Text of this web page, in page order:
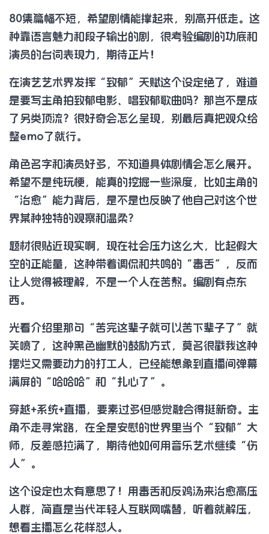
80集篇幅不短，希望剧情能撑起来，别高开低走。这
种靠语言魅力和段子输出的剧，很考验编剧的功底和
演员的台词表现力，期待正片！
在演艺艺术界发挥“致郁”天赋这个设定绝了，难道
是要写主角拍致郁电影、唱致郁歌曲吗？那岂不是成
了另类顶流？很好奇会怎么呈现，别最后真把观众给
整emo了就行。
角色名字和演员好多，不知道具体剧情会怎么展开。
希望不是纯玩梗，能真的挖掘一些深度，比如主角的
“治愈”能力背后，是不是也反映了他自己对这个世
界某种独特的观察和温柔？
题材很贴近现实啊，现在社会压力这么大，比起假大
空的正能量，这种带着调侃和共鸣的“毒舌”，反而
让人觉得被理解，不是一个人在苦熬。编剧有点东
西。
光看介绍里那句“苦完这辈子就可以苦下辈子了”就
笑喷了，这种黑色幽默的鼓励方式，莫名很戳我这种
摆烂又需要动力的打工人，已经能想象到直播间弹幕
满屏的“哈哈哈”和“扎心了”。
穿越+系统+直播，要素过多但感觉融合得挺新奇。主
角不走寻常路，在全是安慰的世界里当个“致郁”大
师，反差感拉满了，期待他如何用音乐艺术继续“伤
人”。
这个设定也太有意思了！用毒舌和反鸡汤来治愈高压
人群，简直是当代年轻人互联网嘴替，听着就解压，
想看主播怎么花样怼人。